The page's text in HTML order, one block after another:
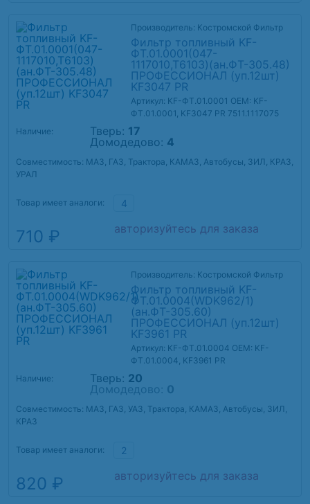
Производитель: Костромской Фильтр
Фильтр топливный KF-
ФТ.01.0001(047-
1117010,Т6103)(ан.ФТ-305.48)
ПРОФЕССИОНАЛ (уп.12шт)
KF3047 PR
Артикул: KF-ФТ.01.0001 OEM: KF-
ФТ.01.0001, KF3047 PR 7511.1117075
Наличие:
Тверь: 17
Домодедово: 4
Совместимость: МАЗ, ГАЗ, Трактора, КАМАЗ, Автобусы, ЗИЛ, КРАЗ,
УРАЛ
Товар имеет аналоги: 4
710 ₽ авторизуйтесь для заказа
Производитель: Костромской Фильтр
Фильтр топливный KF-
ФТ.01.0004(WDK962/1)
(ан.ФТ-305.60)
ПРОФЕССИОНАЛ (уп.12шт)
KF3961 PR
Артикул: KF-ФТ.01.0004 OEM: KF-
ФТ.01.0004, KF3961 PR
Наличие:
Тверь: 20
Домодедово: 0
Совместимость: МАЗ, ГАЗ, УАЗ, Трактора, КАМАЗ, Автобусы, ЗИЛ,
КРАЗ
Товар имеет аналоги: 2
820 ₽ авторизуйтесь для заказа